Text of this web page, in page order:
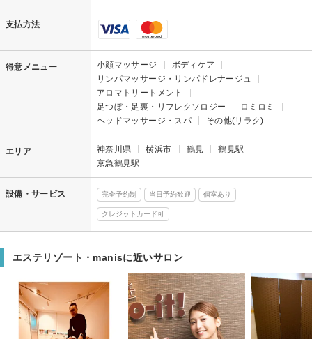
支払方法
得意メニュー 小顔マッサージ
ボディケア
リンパマッサージ・リンパドレナージュ
アロマトリートメント
足つぼ・足裏・リフレクソロジー
ロミロミ
ヘッドマッサージ・スパ
その他(リラク)
エリア 神奈川県 横浜市 鶴見
鶴見駅
京急鶴見駅
設備・サービス 完全予約制 当日予約歓迎 個室あり
クレジットカード可
エステリゾート・manisに近いサロン